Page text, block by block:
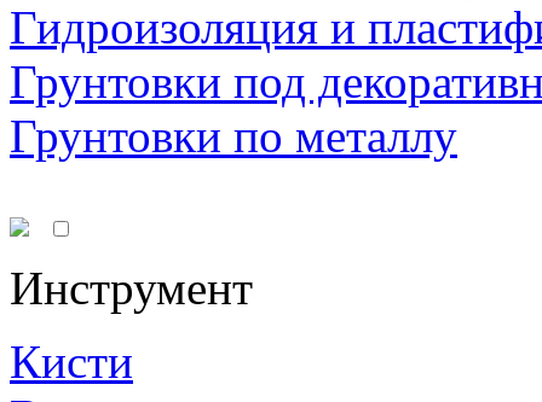
Гидроизоляция и
Грунтовки под
Грунтовки по металлу
Инструмент
Кисти